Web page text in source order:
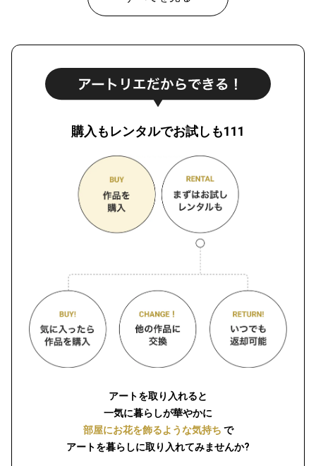
購入もレンタルでお試しも111
アートを取り入れると
一気に暮らしが華やかに
部屋にお花を飾るような気持ち で
アートを暮らしに取り入れてみませんか?